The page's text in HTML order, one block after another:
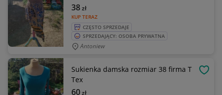
KUP TERAZ
38zł
CZĘSTO SPRZEDAJE
SPRZEDAJĄCY: OSOBA PRYWATNA
Antoniew
Sukienka damska rozmiar 38 firma T
Tex
60zł